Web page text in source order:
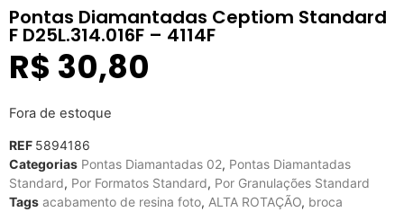
Pontas Diamantadas Ceptiom Standard
F D25L.314.016F – 4114F
R$ 30,80
Fora de estoque
REF 5894186
Categorias Pontas Diamantadas 02, Pontas Diamantadas
Standard, Por Formatos Standard, Por Granulações Standard
Tags acabamento de resina foto, ALTA ROTAÇÃO, broca